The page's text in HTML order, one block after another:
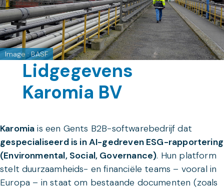
Image : BASF
Lidgegevens
Karomia BV
Karomia is een Gents B2B-softwarebedrijf dat
gespecialiseerd is in AI-gedreven ESG-rapportering
(Environmental, Social, Governance). Hun platform
stelt duurzaamheids- en financiële teams – vooral in
Europa – in staat om bestaande documenten (zoals